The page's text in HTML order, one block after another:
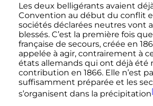
Les deux belligérants avaient
Convention au début du conflit
sociétés déclarées neutres vont
blessés. C’est la première fois
française de secours, créée en
appelée à agir, contrairement à
états allemands qui ont déjà été
contribution en 1866. Elle n’est
suffisamment préparée et les
s’organisent dans la précipitation